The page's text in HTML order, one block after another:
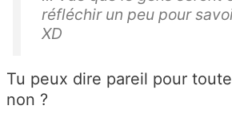
réfléchir un peu pour
XD
Tu peux dire pareil pour
non ?